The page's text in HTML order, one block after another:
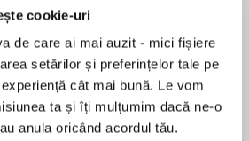
cookie-uri
de care ai mai auzit - mici fișiere
setărilor și preferințelor tale pe
cât mai bună. Le vom
ta și îți mulțumim dacă ne-o
anula oricând acordul tău.
Eva Leigh's new Union of the
enlists a faux suitor